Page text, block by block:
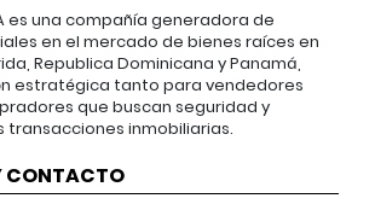
es una compañía generadora de
en el mercado de bienes raíces en
Republica Dominicana y Panamá,
estratégica tanto para vendedores
que buscan seguridad y
transacciones inmobiliarias.
CONTACTO